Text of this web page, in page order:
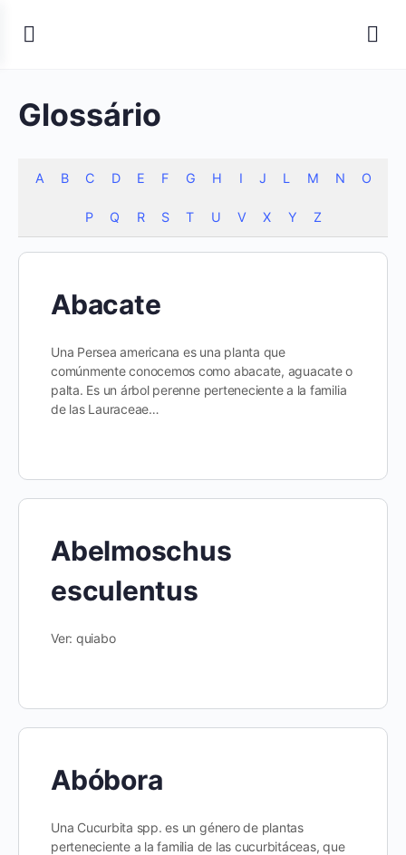
Glossário
A B C D E F G H I J L M N O
P Q R S T U V X Y Z
Abacate
Una Persea americana es una planta que
comúnmente conocemos como abacate, aguacate o
palta. Es un árbol perenne perteneciente a la familia
de las Lauraceae…
Abelmoschus
esculentus
Ver: quiabo
Abóbora
Una Cucurbita spp. es un género de plantas
perteneciente a la familia de las cucurbitáceas, que